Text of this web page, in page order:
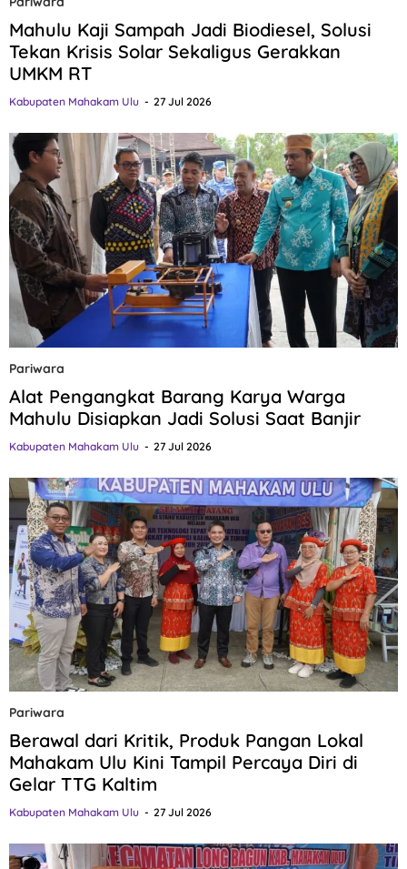
Mahulu Kaji Sampah Jadi Biodiesel, Solusi
Tekan Krisis Solar Sekaligus Gerakkan
UMKM RT
Kabupaten Mahakam Ulu 27 Jul 2026
Pariwara
Alat Pengangkat Barang Karya Warga
Mahulu Disiapkan Jadi Solusi Saat Banjir
Kabupaten Mahakam Ulu 27 Jul 2026
Pariwara
Berawal dari Kritik, Produk Pangan Lokal
Mahakam Ulu Kini Tampil Percaya Diri di
Gelar TTG Kaltim
Kabupaten Mahakam Ulu 27 Jul 2026